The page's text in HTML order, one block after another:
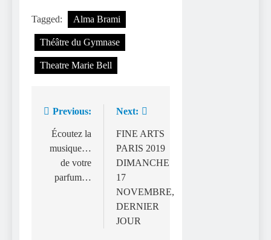
Tagged: Alma Brami
Théâtre du Gymnase
Theatre Marie Bell
Navigation
de
l’article
Previous:
Écoutez la
musique…
de votre
parfum…
Next:
FINE ARTS
PARIS 2019
DIMANCHE
17
NOVEMBRE,
DERNIER
JOUR